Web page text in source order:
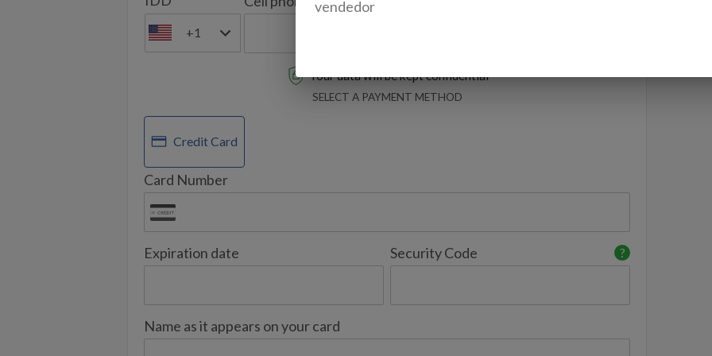
+1
Your data will be kept confidential
SELECT A PAYMENT METHOD
Credit Card
Card Number
Expiration date ?
Security Code
Name as it appears on your card
vendedor